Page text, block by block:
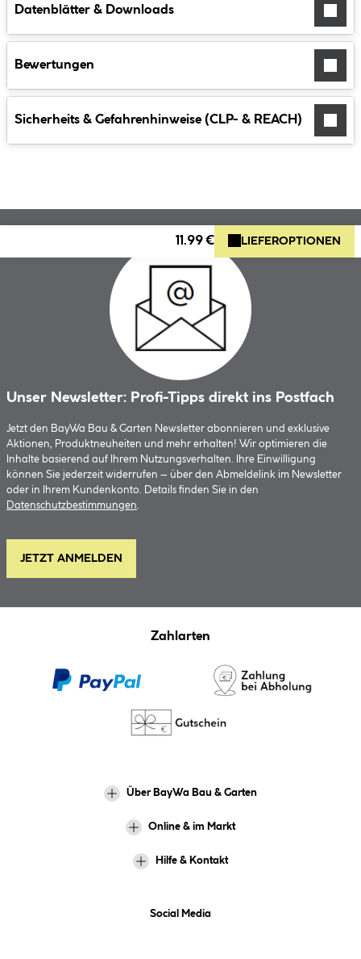
Datenblätter & Downloads
Bewertungen
Sicherheits & Gefahrenhinweise (CLP- & REACH)
11.99 € LIEFEROPTIONEN
Unser Newsletter: Profi-Tipps direkt ins Postfach
Jetzt den BayWa Bau & Garten Newsletter abonnieren und exklusive
Aktionen, Produktneuheiten und mehr erhalten! Wir optimieren die
Inhalte basierend auf Ihrem Nutzungsverhalten. Ihre Einwilligung
können Sie jederzeit widerrufen – über den Abmeldelink im Newsletter
oder in Ihrem Kundenkonto. Details finden Sie in den
Datenschutzbestimmungen.
JETZT ANMELDEN
Zahlarten
Über BayWa Bau & Garten
Online & im Markt
Hilfe & Kontakt
Social Media